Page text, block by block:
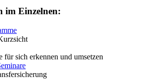
im Einzelnen:
für sich erkennen und umsetzen